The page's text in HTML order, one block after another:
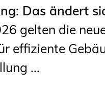
Zustands- und
privater
mit
Das ändert
gelten die
effiziente
...